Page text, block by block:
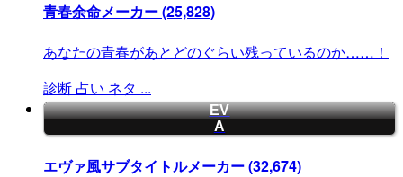
青春余命メーカー(25,828)
あなたの青春があとどのぐらい残っているのか……！
診断 占い ネタ ...
EV
A
エヴァ風サブタイトルメーカー(32,674)